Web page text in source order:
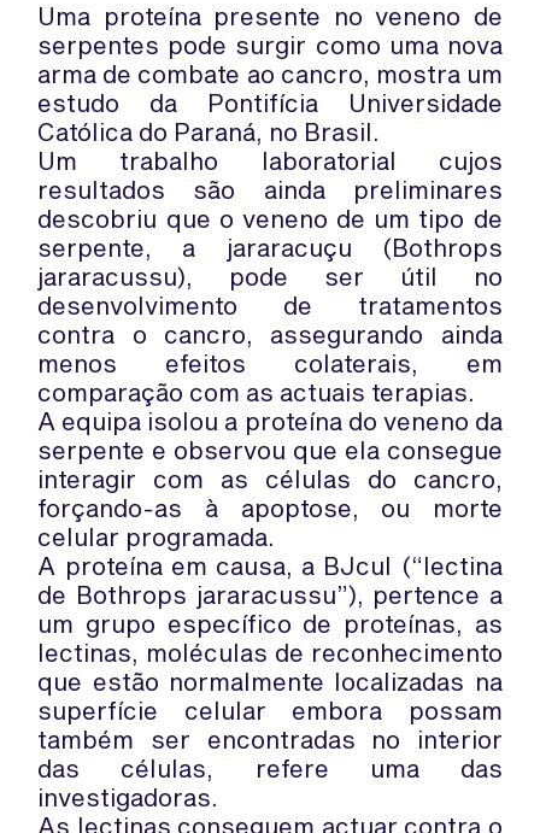
Uma proteína presente no veneno de
serpentes pode surgir como uma nova
arma de combate ao cancro, mostra um
estudo da Pontifícia Universidade
Católica do Paraná, no Brasil.
Um trabalho laboratorial cujos
resultados são ainda preliminares
descobriu que o veneno de um tipo de
serpente, a jararacuçu (Bothrops
jararacussu), pode ser útil no
desenvolvimento de tratamentos
contra o cancro, assegurando ainda
menos efeitos colaterais, em
comparação com as actuais terapias.
A equipa isolou a proteína do veneno da
serpente e observou que ela consegue
interagir com as células do cancro,
forçando-as à apoptose, ou morte
celular programada.
A proteína em causa, a BJcul (“lectina
de Bothrops jararacussu”), pertence a
um grupo específico de proteínas, as
lectinas, moléculas de reconhecimento
que estão normalmente localizadas na
superfície celular embora possam
também ser encontradas no interior
das células, refere uma das
investigadoras.
As lectinas conseguem actuar contra o